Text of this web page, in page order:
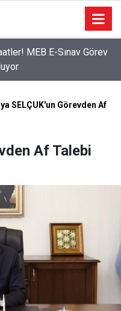
MEB E-Sınav Görev
SELÇUK'un Görevden Af
Af Talebi